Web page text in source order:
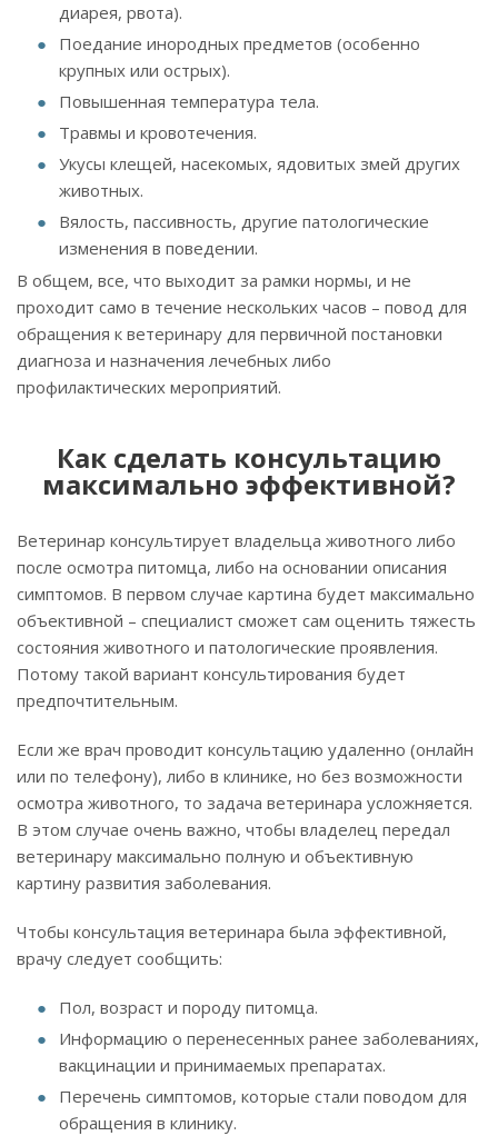
диарея, рвота).
Поедание инородных предметов (особенно
крупных или острых).
Повышенная температура тела.
Травмы и кровотечения.
Укусы клещей, насекомых, ядовитых змей других
животных.
Вялость, пассивность, другие патологические
изменения в поведении.
В общем, все, что выходит за рамки нормы, и не
проходит само в течение нескольких часов – повод для
обращения к ветеринару для первичной постановки
диагноза и назначения лечебных либо
профилактических мероприятий.
Как сделать консультацию
максимально эффективной?
Ветеринар консультирует владельца животного либо
после осмотра питомца, либо на основании описания
симптомов. В первом случае картина будет максимально
объективной – специалист сможет сам оценить тяжесть
состояния животного и патологические проявления.
Потому такой вариант консультирования будет
предпочтительным.
Если же врач проводит консультацию удаленно (онлайн
или по телефону), либо в клинике, но без возможности
осмотра животного, то задача ветеринара усложняется.
В этом случае очень важно, чтобы владелец передал
ветеринару максимально полную и объективную
картину развития заболевания.
Чтобы консультация ветеринара была эффективной,
врачу следует сообщить:
Пол, возраст и породу питомца.
Информацию о перенесенных ранее заболеваниях,
вакцинации и принимаемых препаратах.
Перечень симптомов, которые стали поводом для
обращения в клинику.